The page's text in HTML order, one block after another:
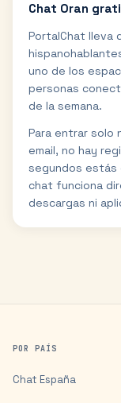
Chat Oran
PortalChat lleva
uno de los
personas
de la semana.
Para entrar solo
email, no hay
segundos estás
chat funciona
descargas ni
POR PAÍS
Chat España